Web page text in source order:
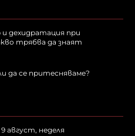
и дехидратация при
трябва да знаят
да се притесняваме?
август, неделя